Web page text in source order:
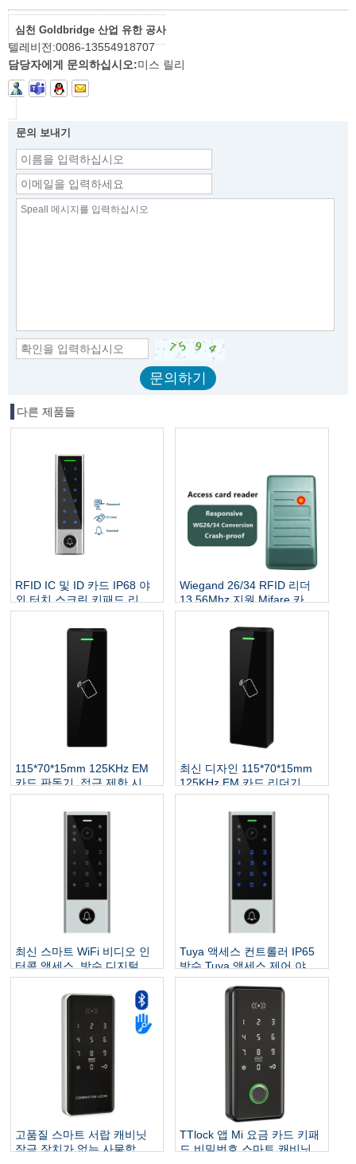
심천 Goldbridge 산업 유한 공사
텔레비전:0086-13554918707
담당자에게 문의하십시오:미스 릴리
문의 보내기
다른 제품들
RFID IC 및 ID 카드 IP68 야
외 터치 스크린 키패드 리더
도어 잠금 시스템 초인종
RFID 액세스 컨트롤러
Wiegand 26/34 RFID 리더
13.56Mhz 지원 Mifare 카드
NFC 근접 스마트 비접촉식
카드 리더 액세스 제어
115*70*15mm 125KHz EM
카드 판독기, 접근 제한 시스
템용 터치 패널 근접 RFID
Wiegand 판독기
최신 디자인 115*70*15mm
125KHz EM 카드 리더기, 액
세스 제어 시스템용 터치 패
널 근접 RFID Wiegand 리더
최신 스마트 WiFi 비디오 인
터콤 액세스, 방수 디지털 터
치 키패드 액세스 제어 Tuya
앱이있는 지문 도어 잠금 장
Tuya 액세스 컨트롤러 IP65
방수 Tuya 액세스 제어 야외
Tuya Wifi 액세스 제어 지원
비디오 인터콤
고품질 스마트 서랍 캐비닛
잠금 장치가 없는 사물함 생
TTlock 앱 Mi 요금 카드 키패
드 비밀번호 스마트 캐비닛